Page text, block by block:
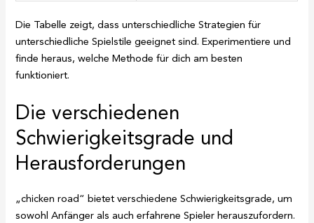
Die Tabelle zeigt, dass unterschiedliche Strategien für
unterschiedliche Spielstile geeignet sind. Experimentiere und
finde heraus, welche Methode für dich am besten
funktioniert.
Die verschiedenen
Schwierigkeitsgrade und
Herausforderungen
„chicken road“ bietet verschiedene Schwierigkeitsgrade, um
sowohl Anfänger als auch erfahrene Spieler herauszufordern.